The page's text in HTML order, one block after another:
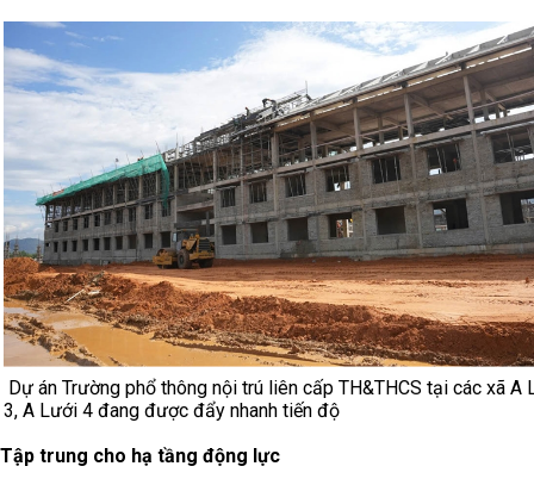
Dự án Trường phổ thông nội trú liên cấp TH&THCS tại các xã A
3, A Lưới 4 đang được đẩy nhanh tiến độ
Tập trung cho hạ tầng động lực